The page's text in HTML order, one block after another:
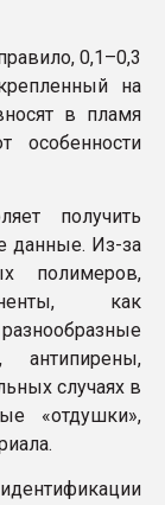
0,1–0,3
на
в пламя
особенности
получить
данные. Из-за
полимеров,
как
антипирены,
случаях в
«отдушки»,